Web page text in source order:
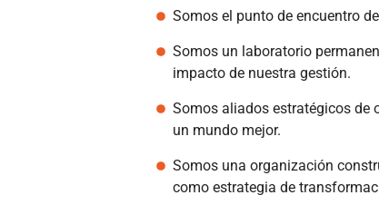
Somos el punto de encuentro
Somos un laboratorio
impacto de nuestra gestión.
Somos aliados estratégicos de
un mundo mejor.
Somos una organización
como estrategia de